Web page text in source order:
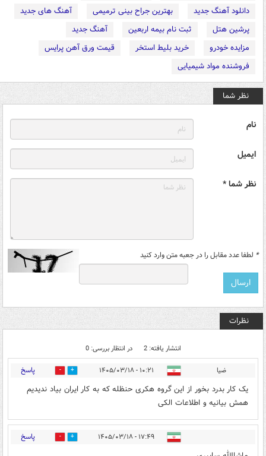
دانلود آهنگ جدید
بهترین جراح بینی ترمیمی
آهنگ های جدید
پرشین هتل
ثبت نام بیمه اربعین
آهنگ جدید
مزایده خودرو
خرید بلیط استخر
قیمت ورق آهن پرایس
فروشنده مواد شیمیایی
نظر شما
نام
ایمیل
نظر شما *
* لطفا عدد مقابل را در جعبه متن وارد کنید
نظرات
انتشار یافته: 2 در انتظار بررسی: 0
ضیا ۱۰:۲۱ - ۱۴۰۵/۰۳/۱۸ 1 پاسخ
یک کار بدرد بخور از این گروه هکری حنظله که به کار ایران بیاد ندیدیم
همش بیانیه و اطلاعات الکی
۱۷:۴۹ - ۱۴۰۵/۰۳/۱۸ 0 پاسخ